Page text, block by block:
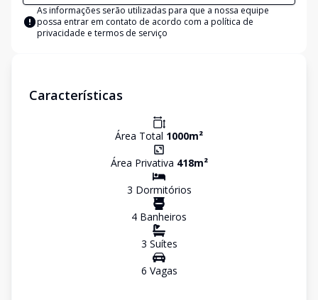
As informações serão utilizadas para que a nossa equipe
possa entrar em contato de acordo com a política de
privacidade e termos de serviço
Características
Área Total 1000m²
Área Privativa 418m²
3 Dormitórios
4 Banheiros
3 Suítes
6 Vagas